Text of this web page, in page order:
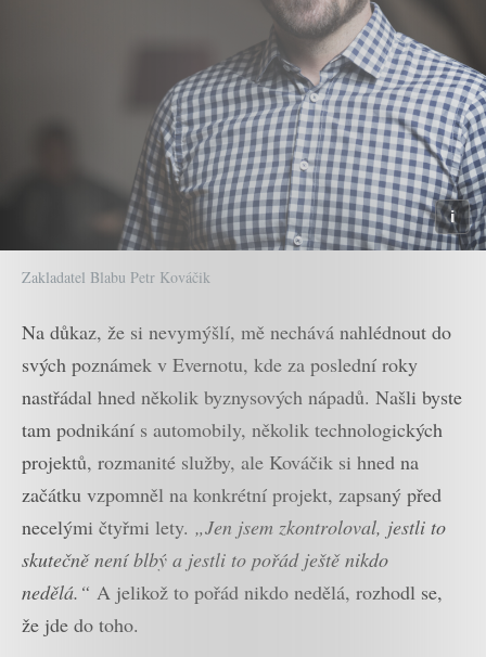
Zakladatel Blabu Petr Kováčik
Na důkaz, že si nevymýšlí, mě nechává nahlédnout do
svých poznámek v Evernotu, kde za poslední roky
nastřádal hned několik byznysových nápadů. Našli byste
tam podnikání s automobily, několik technologických
projektů, rozmanité služby, ale Kováčik si hned na
začátku vzpomněl na konkrétní projekt, zapsaný před
necelými čtyřmi lety. „Jen jsem zkontroloval, jestli to
skutečně není blbý a jestli to pořád ještě nikdo
nedělá.“ A jelikož to pořád nikdo nedělá, rozhodl se,
že jde do toho.